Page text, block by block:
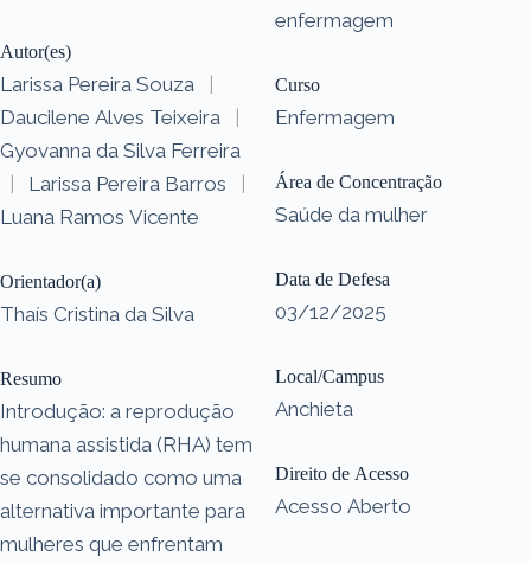
Autor(es)
Larissa Pereira Souza
|
Daucilene Alves Teixeira
|
Gyovanna da Silva Ferreira
|
Larissa Pereira Barros
|
Luana Ramos Vicente
Orientador(a)
Thaís Cristina da Silva
Resumo
Introdução: a reprodução
humana assistida (RHA) tem
se consolidado como uma
alternativa importante para
mulheres que enfrentam
enfermagem
Curso
Enfermagem
Área de Concentração
Saúde da mulher
Data de Defesa
03/12/2025
Local/Campus
Anchieta
Direito de Acesso
Acesso Aberto